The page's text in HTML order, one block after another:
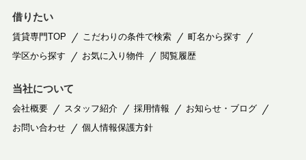
借りたい
賃貸専門TOP こだわりの条件で検索
町名から探す
学区から探す
お気に入り物件 閲覧履歴
当社について
会社概要 スタッフ紹介 採用情報
お知らせ・ブログ
お問い合わせ
個人情報保護方針